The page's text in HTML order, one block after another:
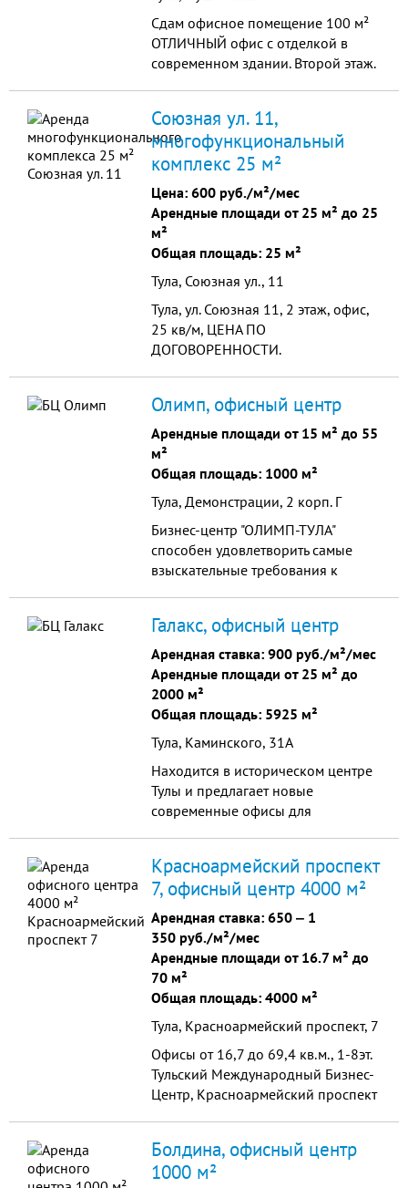
Сдам офисное помещение 100 м²
ОТЛИЧНЫЙ офис с отделкой в
современном здании. Второй этаж.
расположен
Союзная ул. 11,
многофункциональный
комплекс 25 м²
Цена: 600 руб./м²/мес
Арендные площади от 25 м² до 25
м²
Общая площадь: 25 м²
Тула, Союзная ул., 11
Тула, ул. Союзная 11, 2 этаж, офис,
25 кв/м, ЦЕНА ПО
ДОГОВОРЕННОСТИ.
потолки, просторное помещение,
паркет, городской телефон,
интернет. Здание находится в
исторической части города.
Олимп, офисный центр
Арендные площади от 15 м² до 55
м²
Общая площадь: 1000 м²
Тула, Демонстрации, 2 корп. Г
Бизнес-центр "ОЛИМП-ТУЛА"
способен удовлетворить самые
взыскательные требования к
здании с подземным гаражом. В
нашем бизнес центре действует
система ВСЕ ВКЛЮЧЕНО.
Галакс, офисный центр
Арендная ставка: 900 руб./м²/мес
Арендные площади от 25 м² до
2000 м²
Общая площадь: 5925 м²
Тула, Каминского, 31А
Находится в историческом центре
Тулы и предлагает новые
современные офисы для
Красноармейский проспект
7, офисный центр 4000 м²
Арендная ставка: 650 ‒ 1
350 руб./м²/мес
Арендные площади от 16.7 м² до
70 м²
Общая площадь: 4000 м²
Тула, Красноармейский проспект, 7
Офисы от 16,7 до 69,4 кв.м., 1-8эт.
Тульский Международный Бизнес-
Центр, Красноармейский проспект
меньше). В...
Болдина, офисный центр
1000 м²